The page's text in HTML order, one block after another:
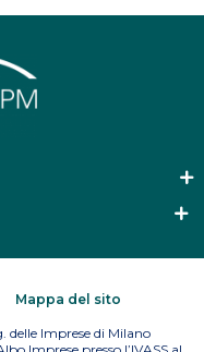
delle Imprese di Milano
Mappa del sito